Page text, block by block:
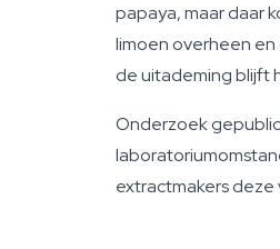
papaya, maar daar
limoen overheen en
de uitademing blijft
Onderzoek
extractmakers